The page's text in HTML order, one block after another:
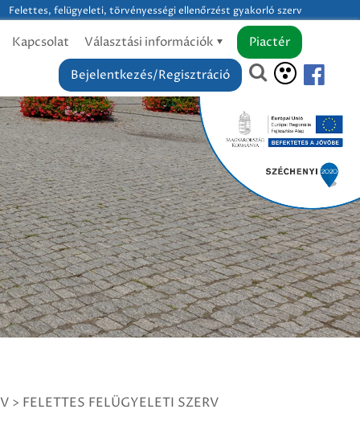
Felettes, felügyeleti, törvényességi ellenőrzést gyakorló szerv
Kapcsolat Választási információk
Piactér
Bejelentkezés/Regisztráció
> FELETTES FELÜGYELETI SZERV